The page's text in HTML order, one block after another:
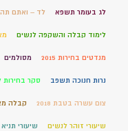
לג בעומר תשפא לד – ואתם
לימוד קבלה והשקפה לנשים
מנדטים בחירות 2015 מסולמים
נרות חנוכה תשפב סקר בחירות
צום עשרה בטבת 2018 קבלה
שיעורי זוהר לנשים שיעורי